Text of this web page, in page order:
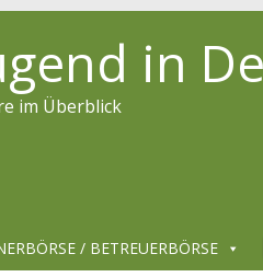
in
im Überblick
/ BETREUERBÖRSE